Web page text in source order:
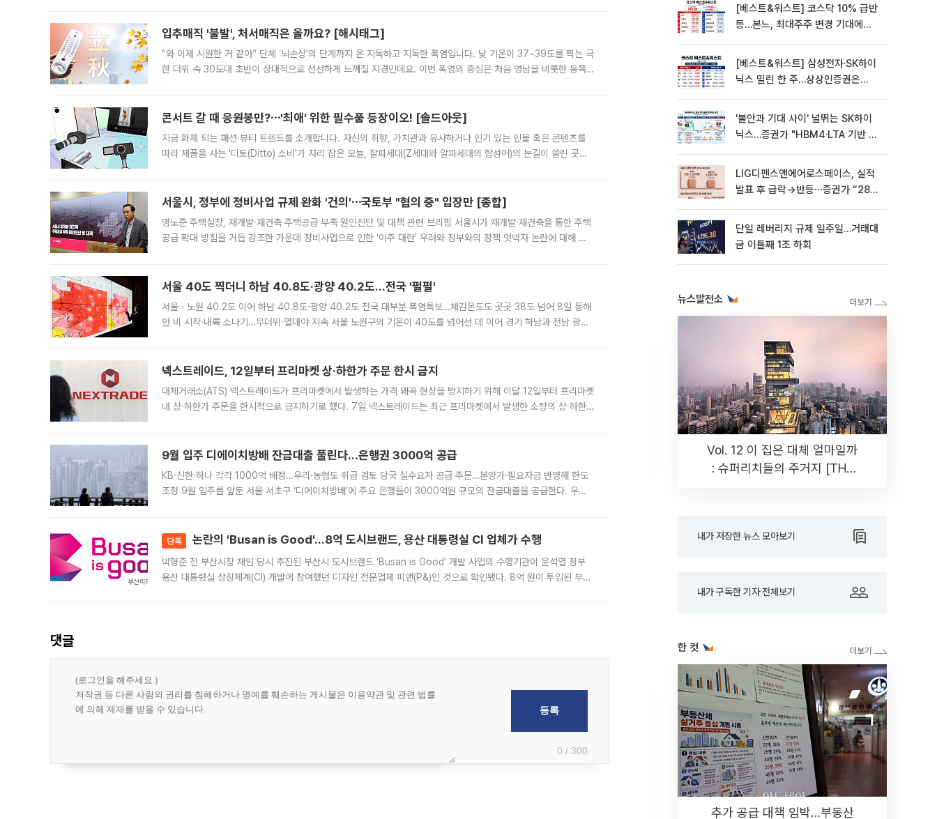
입추매직 '불발', 처서매직은 올까요? [해시태그]
“와 이제 시원한 거 같아” 단체 ‘뇌손상’의 단계까지 온 지독하고 지독한 폭염입니다. 낮 기온이 37~39도를 찍는 극
한 더위 속 30도대 초반이 상대적으로 선선하게 느껴질 지경인데요. 이번 폭염의 중심은 처음 영남을 비롯한 동쪽
콘서트 갈 때 응원봉만?⋯'최애' 위한 필수품 등장이오! [솔드아웃]
지금 화제 되는 패션·뷰티 트렌드를 소개합니다. 자신의 취향, 가치관과 유사하거나 인기 있는 인물 혹은 콘텐츠를
따라 제품을 사는 '디토(Ditto) 소비'가 자리 잡은 오늘, 잘파세대(Z세대와 알파세대의 합성어)의 눈길이 쏠린 곳은
서울시, 정부에 정비사업 규제 완화 '건의'⋯국토부 "협의 중" 입장만 [종합]
명노준 주택실장, 재개발·재건축 주택공급 부족 원인진단 및 대책 관련 브리핑 서울시가 재개발·재건축을 통한 주택
공급 확대 방침을 거듭 강조한 가운데 정비사업으로 인한 '이주 대란' 우려와 정부와의 정책 엇박자 논란에 대해 정
서울 40도 찍더니 하남 40.8도·광양 40.2도…전국 '펄펄'
서울ㆍ노원 40.2도 이어 하남 40.8도·광양 40.2도 전국 대부분 폭염특보…체감온도도 곳곳 38도 넘어 8일 동해
안 비 시작·내륙 소나기…무더위·열대야 지속 서울 노원구의 기온이 40도를 넘어선 데 이어 경기 하남과 전남 광양
넥스트레이드, 12일부터 프리마켓 상·하한가 주문 한시 금지
대체거래소(ATS) 넥스트레이드가 프리마켓에서 발생하는 가격 왜곡 현상을 방지하기 위해 이달 12일부터 프리마켓
내 상·하한가 주문을 한시적으로 금지하기로 했다. 7일 넥스트레이드는 최근 프리마켓에서 발생한 소량의 상·하한
9월 입주 디에이치방배 잔금대출 풀린다…은행권 3000억 공급
KB·신한·하나 각각 1000억 배정…우리·농협도 취급 검토 당국 실수요자 공급 주문…분양가·필요자금 반영해 한도
조정 9월 입주를 앞둔 서울 서초구 ‘디에이치방배’에 주요 은행들이 3000억원 규모의 잔금대출을 공급한다. 우리
단독 논란의 'Busan is Good'…8억 도시브랜드, 용산 대통령실 CI 업체가 수행
박형준 전 부산시장 재임 당시 추진된 부산시 도시브랜드 ‘Busan is Good’ 개발 사업의 수행기관이 윤석열 정부
용산 대통령실 상징체계(CI) 개발에 참여했던 디자인 전문업체 피앤(P&)인 것으로 확인됐다. 8억 원이 투입된 부산
댓글
0 / 300
[베스트&워스트] 코스닥 10% 급반
등…본느, 최대주주 변경 기대에
[베스트&워스트] 삼성전자·SK하이
닉스 밀린 한 주…상상인증권은
'불안과 기대 사이' 널뛰는 SK하이
닉스…증권가 "HBM4·LTA 기반 펀
LIG디펜스앤에어로스페이스, 실적
발표 후 급락→반등⋯증권가 “28년
단일 레버리지 규제 일주일…거래대
금 이틀째 1조 하회
뉴스발전소
Vol. 12 이 집은 대체 얼마일까
: 슈퍼리치들의 주거지 [THE
내가 저장한 뉴스 모아보기
내가 구독한 기자 전체보기
한 컷
추가 공급 대책 임박…부동산